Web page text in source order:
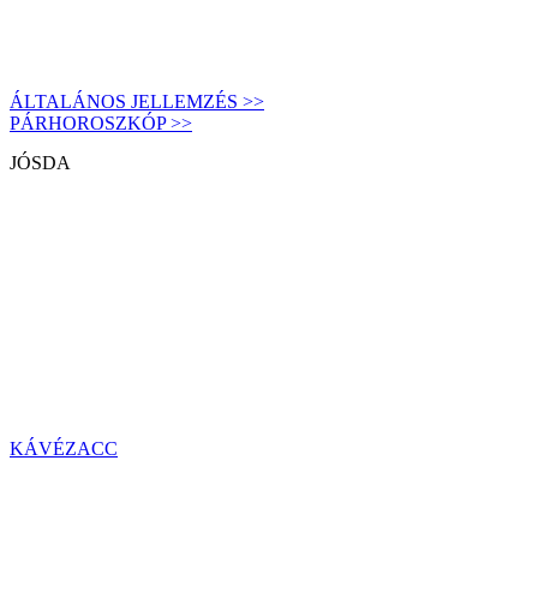
ÁLTALÁNOS JELLEMZÉS >>
PÁRHOROSZKÓP >>
JÓSDA
KÁVÉZACC